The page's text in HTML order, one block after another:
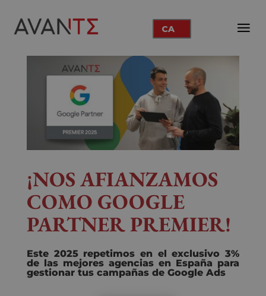
CA
¡NOS AFIANZAMOS
COMO GOOGLE
PARTNER PREMIER!
Este 2025 repetimos en el exclusivo 3%
de las mejores agencias en España para
gestionar tus campañas de Google Ads